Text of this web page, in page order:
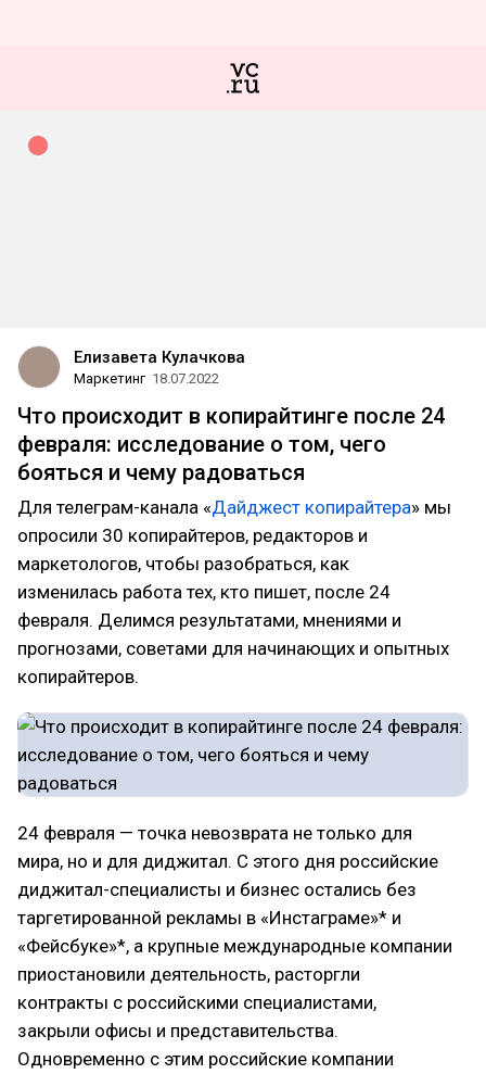
Елизавета Кулачкова
Маркетинг 18.07.2022
Что происходит в копирайтинге после 24
февраля: исследование о том, чего
бояться и чему радоваться
Для телеграм-канала «Дайджест копирайтера» мы
опросили 30 копирайтеров, редакторов и
маркетологов, чтобы разобраться, как
изменилась работа тех, кто пишет, после 24
февраля. Делимся результатами, мнениями и
прогнозами, советами для начинающих и опытных
копирайтеров.
24 февраля — точка невозврата не только для
мира, но и для диджитал. С этого дня российские
диджитал-специалисты и бизнес остались без
таргетированной рекламы в «Инстаграме»* и
«Фейсбуке»*, а крупные международные компании
приостановили деятельность, расторгли
контракты с российскими специалистами,
закрыли офисы и представительства.
Одновременно с этим российские компании